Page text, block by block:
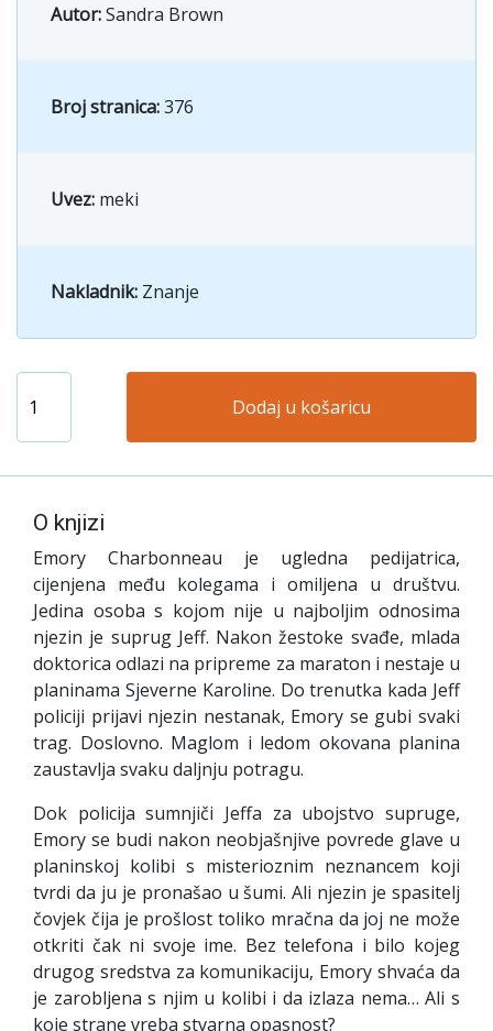
Autor:Sandra Brown
Broj stranica:376
Uvez: meki
Nakladnik: Znanje
Dodaj u košaricu
O knjizi
Emory Charbonneau je ugledna pedijatrica,
cijenjena među kolegama i omiljena u društvu.
Jedina osoba s kojom nije u najboljim odnosima
njezin je suprug Jeff. Nakon žestoke svađe, mlada
doktorica odlazi na pripreme za maraton i nestaje u
planinama Sjeverne Karoline. Do trenutka kada Jeff
policiji prijavi njezin nestanak, Emory se gubi svaki
trag. Doslovno. Maglom i ledom okovana planina
zaustavlja svaku daljnju potragu.
Dok policija sumnjiči Jeffa za ubojstvo supruge,
Emory se budi nakon neobjašnjive povrede glave u
planinskoj kolibi s misterioznim neznancem koji
tvrdi da ju je pronašao u šumi. Ali njezin je spasitelj
čovjek čija je prošlost toliko mračna da joj ne može
otkriti čak ni svoje ime. Bez telefona i bilo kojeg
drugog sredstva za komunikaciju, Emory shvaća da
je zarobljena s njim u kolibi i da izlaza nema… Ali s
koje strane vreba stvarna opasnost?